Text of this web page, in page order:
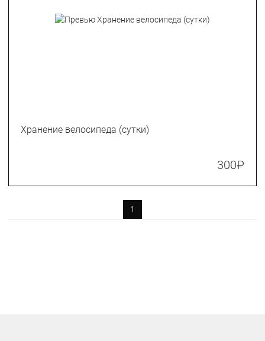
Хранение велосипеда (сутки)
300₽
1